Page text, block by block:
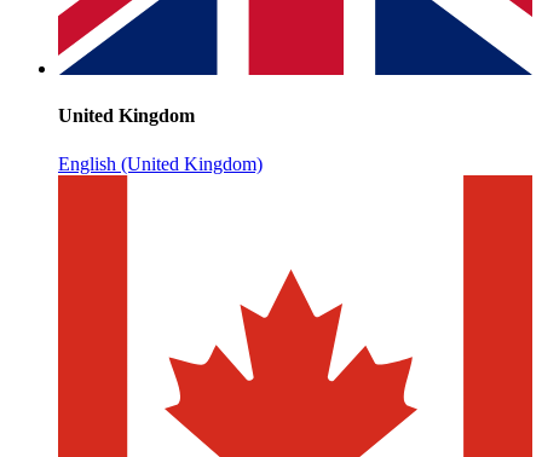
United Kingdom
English (United Kingdom)